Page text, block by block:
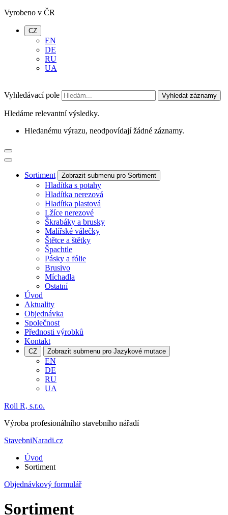
Vyrobeno v ČR
CZ
EN
DE
RU
UA
Vyhledávací pole Vyhledat záznamy
Hledáme relevantní výsledky.
Hledanému výrazu, neodpovídají žádné záznamy.
Sortiment Zobrazit submenu pro Sortiment
Hladítka s potahy
Hladítka nerezová
Hladítka plastová
Lžíce nerezové
Škrabáky a brusky
Malířské válečky
Štětce a štětky
Špachtle
Pásky a fólie
Brusivo
Míchadla
Ostatní
Úvod
Aktuality
Objednávka
Společnost
Přednosti výrobků
Kontakt
CZ Zobrazit submenu pro Jazykové mutace
EN
DE
RU
UA
Roll R, s.r.o.
Výroba profesionálního stavebního nářadí
StavebniNaradi.cz
Úvod
Sortiment
Objednávkový formulář
Sortiment